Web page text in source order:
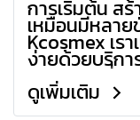
การเริ่มต้น ส
เหมือนมีหลา
Kcosmex เร
ง่ายด้วยบริก
Service) ที่ดูแ
จนถึงสินค้าที่พ
ดูเพิ่มเติม